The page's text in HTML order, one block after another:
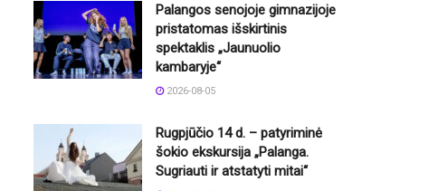
Palangos senojoje gimnazijoje
pristatomas išskirtinis
spektaklis „Jaunuolio
kambaryje“
2026-08-05
Rugpjūčio 14 d. – patyriminė
šokio ekskursija „Palanga.
Sugriauti ir atstatyti mitai“